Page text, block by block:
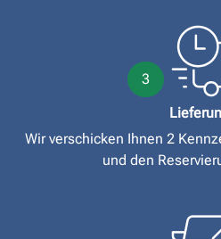
3
Wir verschicken Ihnen 2
und den